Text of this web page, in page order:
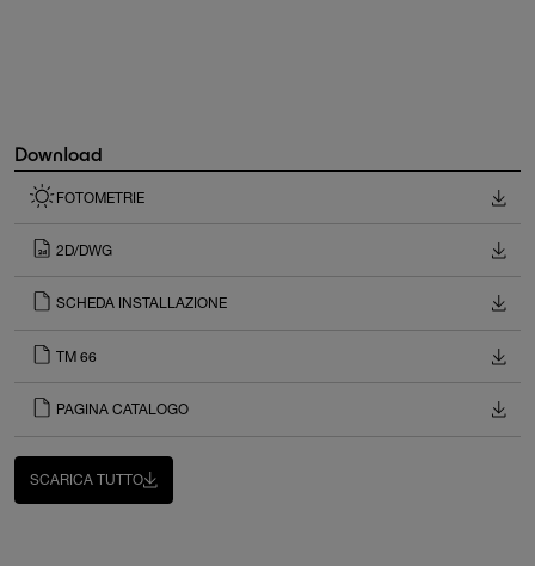
Download
FOTOMETRIE
2D/DWG
SCHEDA INSTALLAZIONE
TM 66
PAGINA CATALOGO
SCARICA TUTTO